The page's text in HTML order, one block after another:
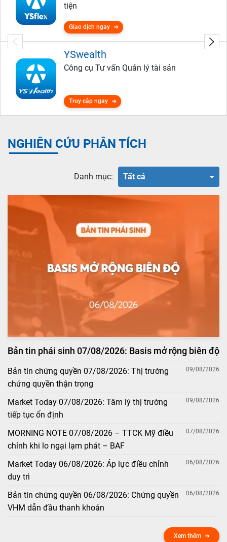
tiện
Giao dịch ngay
YSwealth
Công cụ Tư vấn Quản lý tài sản
Truy cập ngay
NGHIÊN CỨU PHÂN TÍCH
Danh mục: Tất cả
Bản tin phái sinh 07/08/2026: Basis mở rộng biên độ
Bản tin chứng quyền 07/08/2026: Thị trường
chứng quyền thận trọng
09/08/2026
Market Today 07/08/2026: Tâm lý thị trường
tiếp tục ổn định
09/08/2026
MORNING NOTE 07/08/2026 – TTCK Mỹ điều
chỉnh khi lo ngại lạm phát – BAF
07/08/2026
Market Today 06/08/2026: Áp lực điều chỉnh
duy trì
06/08/2026
Bản tin chứng quyền 06/08/2026: Chứng quyền
VHM dẫn đầu thanh khoản
06/08/2026
Xem thêm